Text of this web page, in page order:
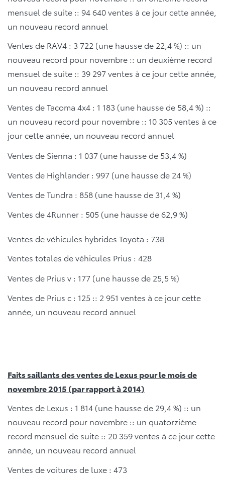
mensuel de suite :: 94 640 ventes à ce jour cette année,
un nouveau record annuel
Ventes de RAV4 : 3 722 (une hausse de 22,4 %) :: un
nouveau record pour novembre :: un deuxième record
mensuel de suite :: 39 297 ventes à ce jour cette année,
un nouveau record annuel
Ventes de Tacoma 4x4 : 1 183 (une hausse de 58,4 %) ::
un nouveau record pour novembre :: 10 305 ventes à ce
jour cette année, un nouveau record annuel
Ventes de Sienna : 1 037 (une hausse de 53,4 %)
Ventes de Highlander : 997 (une hausse de 24 %)
Ventes de Tundra : 858 (une hausse de 31,4 %)
Ventes de 4Runner : 505 (une hausse de 62,9 %)
Ventes de véhicules hybrides Toyota : 738
Ventes totales de véhicules Prius : 428
Ventes de Prius v : 177 (une hausse de 25,5 %)
Ventes de Prius c : 125 :: 2 951 ventes à ce jour cette
année, un nouveau record annuel
Faits saillants des ventes de Lexus pour le mois de
novembre 2015 (par rapport à 2014)
Ventes de Lexus : 1 814 (une hausse de 29,4 %) :: un
nouveau record pour novembre :: un quatorzième
record mensuel de suite :: 20 359 ventes à ce jour cette
année, un nouveau record annuel
Ventes de voitures de luxe : 473